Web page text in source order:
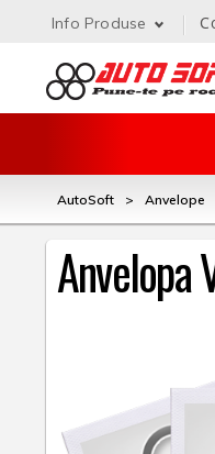
Info Produse
AutoSoft > Anvelope
Anvelopa